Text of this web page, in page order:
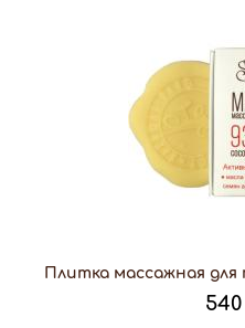
Плитка массажная для